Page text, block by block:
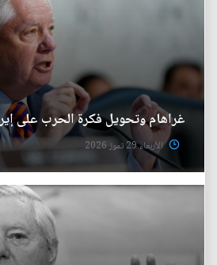
غراهام وتحويل فكرة الحرب على
الأربعاء 29 تموز 2026